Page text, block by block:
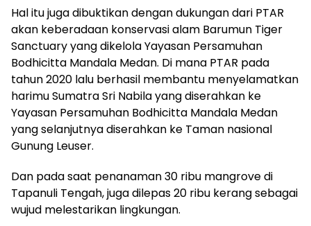
Hal itu juga dibuktikan dengan dukungan dari PTAR
akan keberadaan konservasi alam Barumun Tiger
Sanctuary yang dikelola Yayasan Persamuhan
Bodhicitta Mandala Medan. Di mana PTAR pada
tahun 2020 lalu berhasil membantu menyelamatkan
harimu Sumatra Sri Nabila yang diserahkan ke
Yayasan Persamuhan Bodhicitta Mandala Medan
yang selanjutnya diserahkan ke Taman nasional
Gunung Leuser.
Dan pada saat penanaman 30 ribu mangrove di
Tapanuli Tengah, juga dilepas 20 ribu kerang sebagai
wujud melestarikan lingkungan.